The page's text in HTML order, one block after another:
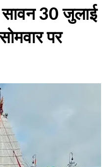
सावन 30 जुलाई
पर